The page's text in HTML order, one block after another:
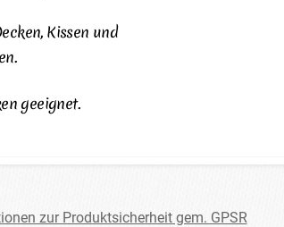
Kissen und
geeignet.
zur Produktsicherheit gem. GPSR